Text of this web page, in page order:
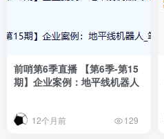
前哨第6季直播 【第6季-第15
期】企业案例：地平线机器人
12个月前 129